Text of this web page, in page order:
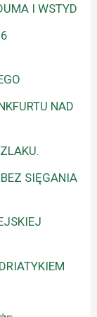
I WSTYD
NAD
SIĘGANIA